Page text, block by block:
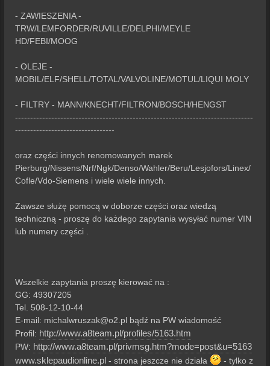
- ZAWIESZENIA -
TRW/LEMFORDER/RUVILLE/DELPHI/MEYLE
HD/FEBI/MOOG
- OLEJE -
MOBIL/ELF/SHELL/TOTAL/VALVOLINE/MOTUL/LIQUI MOLY
- FILTRY - MANN/KNECHT/FILTRON/BOSCH/HENGST
-------------------------------------------------------------------------------
---------------------------------
oraz części innych renomowanych marek
Pierburg/Nissens/Nrf/Ngk/Denso/Wahler/Beru/Lesjofors/Linex/
Cofle/Vdo-Siemens i wiele wiele innych.
Zawsze służę pomocą w doborze części oraz wiedzą
techniczną - proszę do każdego zapytania wysyłać numer VIN
lub numery części .
Wszelkie zapytania proszę kierować na :
GG: 49307205
Tel. 508-12-10-44
E-mail: michalwruszak@o2.pl bądź na PW wiadomość
Profil: http://www.a8team.pl/profiles/5163.htm
PW: http://www.a8team.pl/privmsg.htm?mode=post&u=5163
www.sklepaudionline.pl - strona jeszcze nie działa
- tylko z